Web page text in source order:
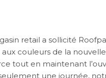
retail a sollicité
aux couleurs de la
tout en maintenant
une journée,